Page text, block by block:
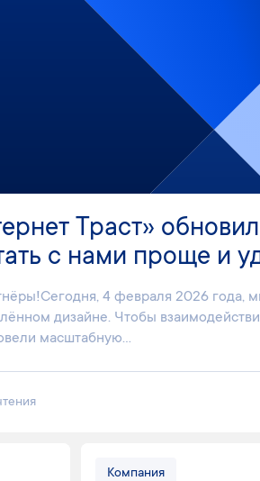
Траст»
с нами проще и
4 февраля 2026 года,
дизайне. Чтобы
масштабную...
Компания